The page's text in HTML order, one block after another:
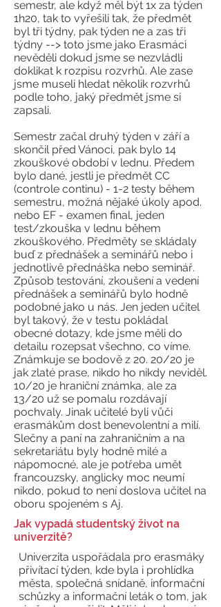
semestr, ale když měl být 1x za týden
1h20, tak to vyřešili tak, že předmět
byl tři týdny, pak týden ne a zas tři
týdny --> toto jsme jako Erasmáci
nevěděli dokud jsme se nezvládli
doklikat k rozpisu rozvrhů. Ale zase
jsme museli hledat několik rozvrhů
podle toho, jaký předmět jsme si
zapsali.
Semestr začal druhý týden v září a
skončil před Vánoci, pak bylo 14
zkouškové období v lednu. Předem
bylo dané, jestli je předmět CC
(controle continu) - 1-2 testy během
semestru, možná nějaké úkoly apod.
nebo EF - examen final, jeden
test/zkouška v lednu během
zkouškového. Předměty se skládaly
buď z přednášek a seminářů nebo i
jednotlivě přednáška nebo seminář.
Způsob testování, zkoušení a vedení
přednášek a seminářů bylo hodně
podobné jako u nás. Jen jeden učitel
byl takový, že v testu pokládal
obecné dotazy, kde jsme měli do
detailu rozepsat všechno, co víme.
Známkuje se bodově z 20. 20/20 je
jak zlaté prase, nikdo ho nikdy neviděl.
10/20 je hraniční známka, ale za
13/20 už se pomalu rozdávají
pochvaly. Jinak učitelé byli vůči
erasmákům dost benevolentní a milí.
Slečny a paní na zahraničním a na
sekretariátu byly hodně milé a
nápomocné, ale je potřeba umět
francouzsky, anglicky moc neumí
nikdo, pokud to není doslova učitel na
oboru spojeném s Aj.
Jak vypadá studentský život na
univerzitě?
Univerzita uspořádala pro erasmáky
přivítací týden, kde byla i prohlídka
města, společná snídaně, informační
schůzky a informační leták o tom, jak